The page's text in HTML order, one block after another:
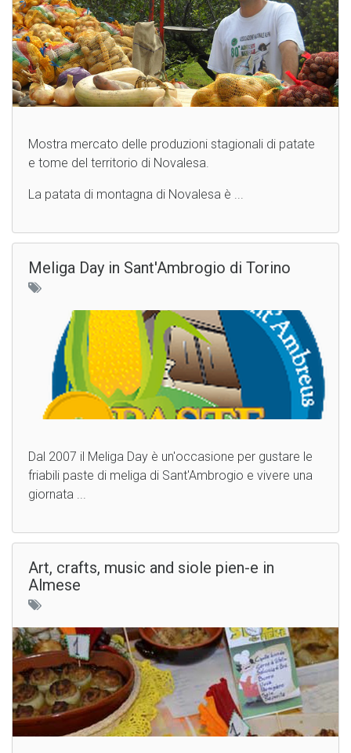
Mostra mercato delle produzioni stagionali di patate
e tome del territorio di Novalesa.
La patata di montagna di Novalesa è ...
Meliga Day in Sant'Ambrogio di Torino
Dal 2007 il Meliga Day è un'occasione per gustare le
friabili paste di meliga di Sant'Ambrogio e vivere una
giornata ...
Art, crafts, music and siole pien-e in
Almese